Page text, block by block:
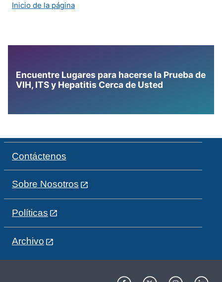
Inicio de la página
Encuentre Lugares para hacerse la Prueba de
VIH, ITS y Hepatitis Cerca de Usted
Contáctenos
Sobre Nosotros
Políticas
Archivo